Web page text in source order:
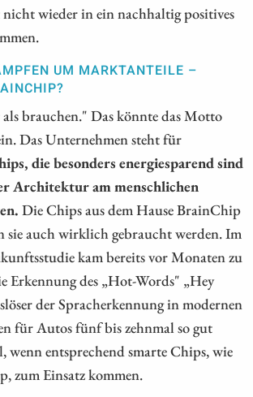
nicht wieder in ein nachhaltig positives
UM MARKTANTEILE –
als brauchen." Das könnte das Motto
Das Unternehmen steht für
die besonders energiesparend sind
Architektur am menschlichen
Die Chips aus dem Hause BrainChip
sie auch wirklich gebraucht werden. Im
kam bereits vor Monaten zu
Erkennung des „Hot-Words" „Hey
der Spracherkennung in modernen
für Autos fünf bis zehnmal so gut
entsprechend smarte Chips, wie
zum Einsatz kommen.